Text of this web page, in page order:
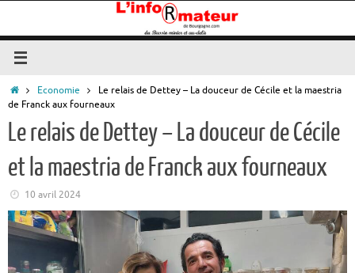
contenu
AccueilEconomie
Le relais de Dettey – La douceur de Cécile et la maestria
de Franck aux fourneaux
Le relais de Dettey – La douceur de Cécile
et la maestria de Franck aux fourneaux
10 avril 2024